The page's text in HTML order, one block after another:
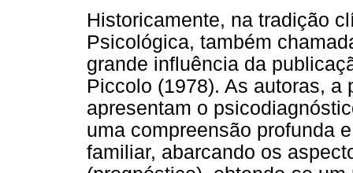
Historicamente, na tradição
Psicológica, também
grande influência da
Piccolo (1978). As autoras,
apresentam o
uma compreensão profunda
familiar, abarcando os